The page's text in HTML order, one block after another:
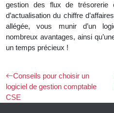
gestion des flux de trésorerie
d’actualisation du chiffre
allégée, vous munir d’un
nombreux avantages, ainsi
un temps précieux !
Conseils pour choisir un
logiciel de gestion comptable
CSE